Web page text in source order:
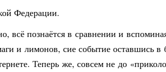
Федерации.
познаётся в сравнении и
и лимонов, сие событие
Теперь же, совсем не до